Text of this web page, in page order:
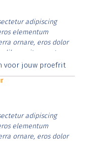
adipiscing
elementum
ornare, eros dolor
libero vitae erat.
id rutrum lorem
voor jouw proefrit
adipiscing
elementum
ornare, eros dolor